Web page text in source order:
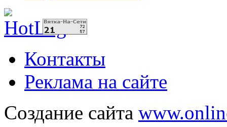
Контакты
Реклама на сайте
Создание сайта